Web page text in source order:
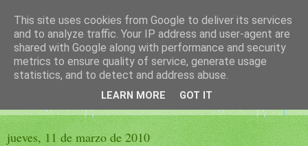
El sueño de las palabras
PÁGINA LITERARIA DE FELISA MORENO
jueves, 11 de marzo de 2010
This site uses cookies from Google to deliver its services
and to analyze traffic. Your IP address and user-agent are
shared with Google along with performance and security
metrics to ensure quality of service, generate usage
statistics, and to detect and address abuse.
LEARN MORE GOT IT